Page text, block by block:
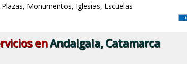
Monumentos, Iglesias, Escuelas
enAndalgala, Catamarca